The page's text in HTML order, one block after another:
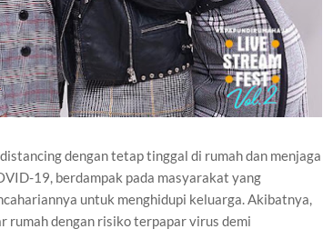
dengan tetap tinggal di rumah dan menjaga
19, berdampak pada masyarakat yang
untuk menghidupi keluarga. Akibatnya,
rumah dengan risiko terpapar virus demi